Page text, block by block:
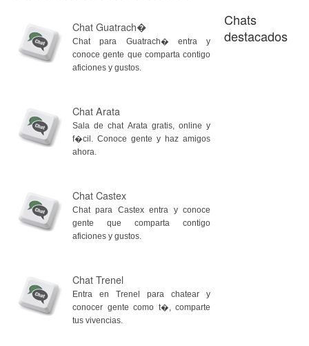
Chat Guatrach�
Chat para Guatrach� entra y
conoce gente que comparta contigo
aficiones y gustos.
Chat Arata
Sala de chat Arata gratis, online y
f�cil. Conoce gente y haz amigos
ahora.
Chat Castex
Chat para Castex entra y conoce
gente que comparta contigo
aficiones y gustos.
Chat Trenel
Entra en Trenel para chatear y
conocer gente como t�, comparte
tus vivencias.
Chats
destacados